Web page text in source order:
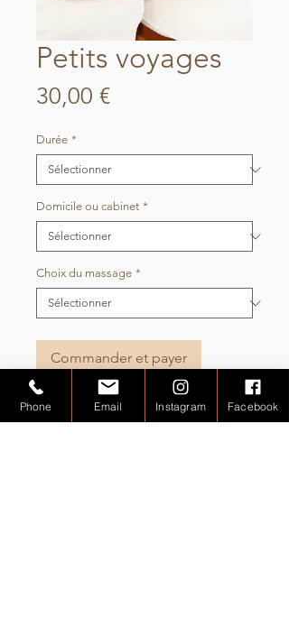
Petits voyages
30,00 €Prix
Durée *
Domicile ou cabinet *
Choix du massage *
Commander et payer
Formules de massages courtes
Phone Email Instagram Facebook